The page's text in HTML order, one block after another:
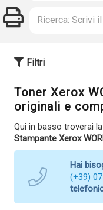
Filtri
Toner Xerox
originali e
Qui in basso troverai
Stampante Xerox
Hai
(+39)